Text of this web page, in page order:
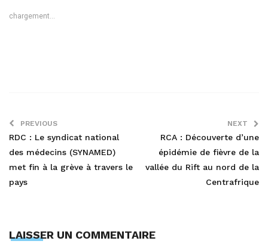
chargement…
PREVIOUS
RDC : Le syndicat national
des médecins (SYNAMED)
met fin à la grève à travers le
pays
NEXT
RCA : Découverte d’une
épidémie de fièvre de la
vallée du Rift au nord de la
Centrafrique
LAISSER UN COMMENTAIRE